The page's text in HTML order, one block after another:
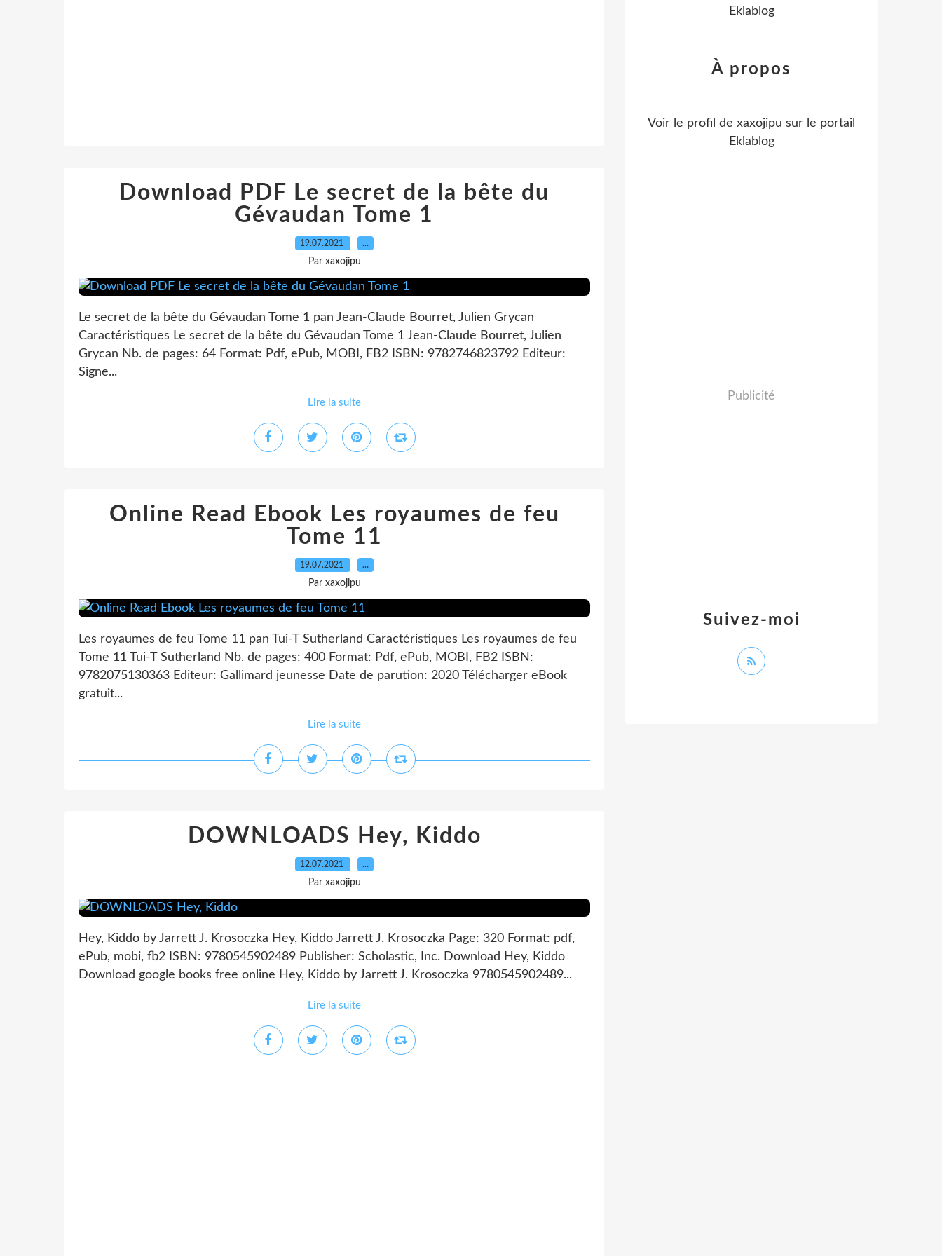
Download PDF Le secret de la bête du
Gévaudan Tome 1
19.07.2021 …
Par xaxojipu
Le secret de la bête du Gévaudan Tome 1 pan Jean-Claude Bourret, Julien Grycan
Caractéristiques Le secret de la bête du Gévaudan Tome 1 Jean-Claude Bourret, Julien
Grycan Nb. de pages: 64 Format: Pdf, ePub, MOBI, FB2 ISBN: 9782746823792 Editeur:
Signe...
Lire la suite
Online Read Ebook Les royaumes de feu
Tome 11
19.07.2021 …
Par xaxojipu
Les royaumes de feu Tome 11 pan Tui-T Sutherland Caractéristiques Les royaumes de feu
Tome 11 Tui-T Sutherland Nb. de pages: 400 Format: Pdf, ePub, MOBI, FB2 ISBN:
9782075130363 Editeur: Gallimard jeunesse Date de parution: 2020 Télécharger eBook
gratuit...
Lire la suite
DOWNLOADS Hey, Kiddo
12.07.2021 …
Par xaxojipu
Hey, Kiddo by Jarrett J. Krosoczka Hey, Kiddo Jarrett J. Krosoczka Page: 320 Format: pdf,
ePub, mobi, fb2 ISBN: 9780545902489 Publisher: Scholastic, Inc. Download Hey, Kiddo
Download google books free online Hey, Kiddo by Jarrett J. Krosoczka 9780545902489...
Lire la suite
Eklablog
Suivez-moi
À propos
Voir le profil de xaxojipu sur le portail
Eklablog
Publicité